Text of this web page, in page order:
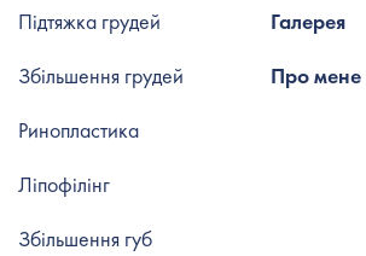
Галерея
Про мене
Підтяжка грудей
Збільшення грудей
Ринопластика
Ліпофілінг
Збільшення губ